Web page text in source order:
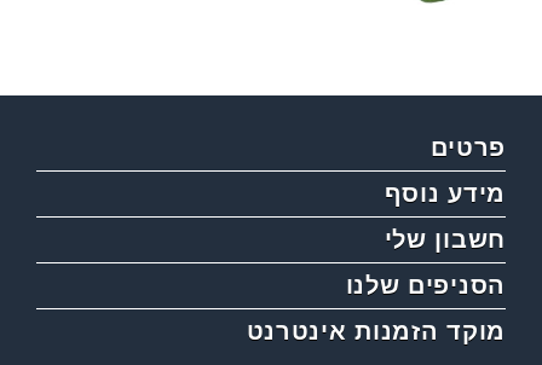
פרטים
מידע נוסף
חשבון שלי
הסניפים שלנו
מוקד הזמנות אינטרנט